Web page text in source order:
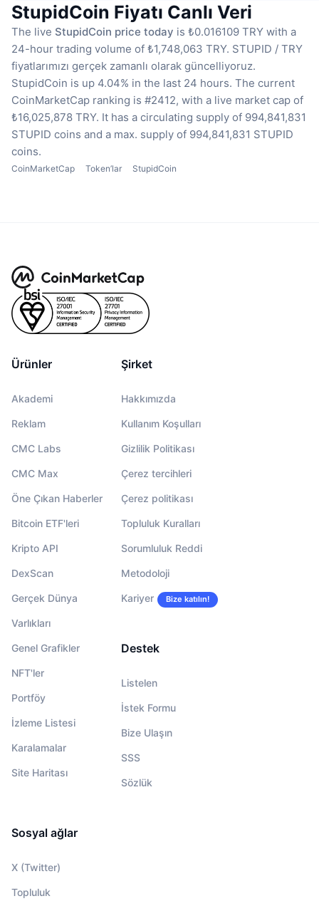
StupidCoin Fiyatı Canlı Veri
The live StupidCoin price today is ₺0.016109 TRY with a
24-hour trading volume of ₺1,748,063 TRY. STUPID / TRY
fiyatlarımızı gerçek zamanlı olarak güncelliyoruz.
StupidCoin is up 4.04% in the last 24 hours. The current
CoinMarketCap ranking is #2412, with a live market cap of
₺16,025,878 TRY. It has a circulating supply of 994,841,831
STUPID coins and a max. supply of 994,841,831 STUPID
coins.
CoinMarketCap Token’lar StupidCoin
Ürünler
Akademi
Reklam
CMC Labs
CMC Max
Öne Çıkan Haberler
Bitcoin ETF'leri
Kripto API
DexScan
Gerçek Dünya
Varlıkları
Genel Grafikler
NFT'ler
Portföy
İzleme Listesi
Karalamalar
Site Haritası
Şirket
Hakkımızda
Kullanım Koşulları
Gizlilik Politikası
Çerez tercihleri
Çerez politikası
Topluluk Kuralları
Sorumluluk Reddi
Metodoloji
Kariyer Bize katılın!
Destek
Listelen
İstek Formu
Bize Ulaşın
SSS
Sözlük
Sosyal ağlar
X (Twitter)
Topluluk